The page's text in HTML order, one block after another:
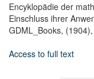
Encyklopädie der
Einschluss ihrer
GDML_Books, (1904),
Access to full text